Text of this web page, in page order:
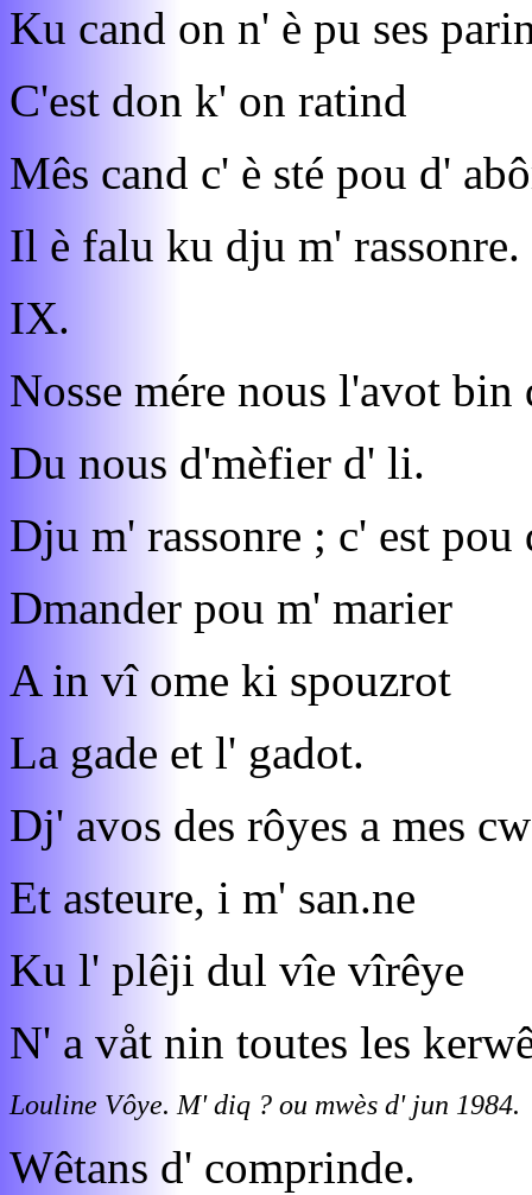
Ku cand on n' è pu ses
C'est don k' on ratind
Mês cand c' è sté pou d'
Il è falu ku dju m' rassonre.
IX.
Nosse mére nous l'avot bin
Du nous d'mèfier d' li.
Dju m' rassonre ; c' est pou
Dmander pou m' marier
A in vî ome ki spouzrot
La gade et l' gadot.
Dj' avos des rôyes a mes
Et asteure, i m' san.ne
Ku l' plêji dul vîe vîrêye
N' a våt nin toutes les
Louline Vôye. M' diq ? ou mwès d' jun 1984.
Wêtans d' comprinde.